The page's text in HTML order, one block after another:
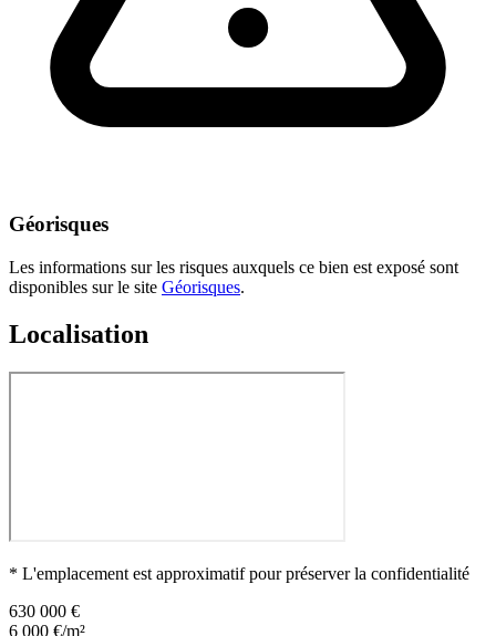
Géorisques
Les informations sur les risques auxquels ce bien est exposé sont
disponibles sur le site Géorisques.
Localisation
* L'emplacement est approximatif pour préserver la confidentialité
630 000 €
6 000 €/m²